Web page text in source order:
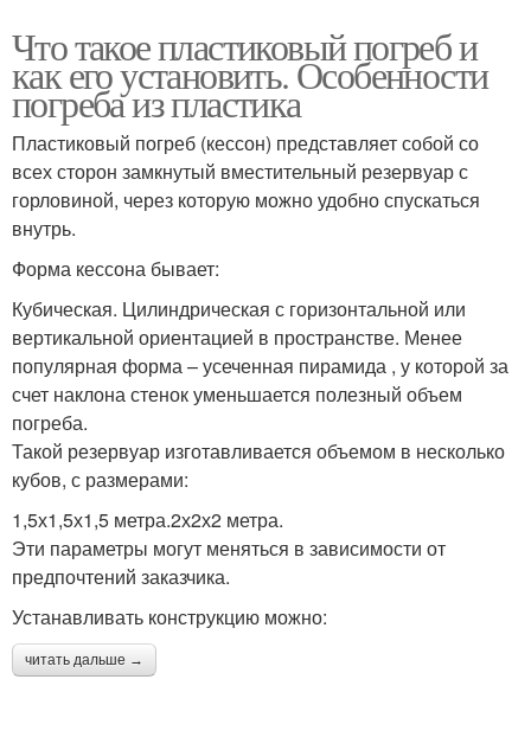
Что такое пластиковый погреб и
как его установить. Особенности
погреба из пластика
Пластиковый погреб (кессон) представляет собой со
всех сторон замкнутый вместительный резервуар с
горловиной, через которую можно удобно спускаться
внутрь.
Форма кессона бывает:
Кубическая. Цилиндрическая с горизонтальной или
вертикальной ориентацией в пространстве. Менее
популярная форма – усеченная пирамида , у которой за
счет наклона стенок уменьшается полезный объем
погреба.
Такой резервуар изготавливается объемом в несколько
кубов, с размерами:
1,5х1,5х1,5 метра.2х2х2 метра.
Эти параметры могут меняться в зависимости от
предпочтений заказчика.
Устанавливать конструкцию можно:
читать дальше →